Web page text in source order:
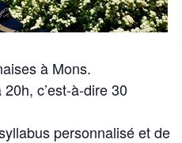
à Mons.
c’est-à-dire 30
personnalisé et de